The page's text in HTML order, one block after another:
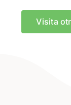
Visita